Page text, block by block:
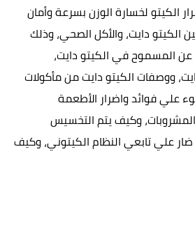
الكيتو لخسارة الوزن بسرعة وأمان
دايت، والأكل الصحي، وذلك
المسموح في الكيتو دايت،
ووصفات الكيتو دايت من مأكولات
علي فوائد واضرار الأطعمة
وكيف يتم التخسيس
ضار علي تابعي النظام الكيتوني، وكيف